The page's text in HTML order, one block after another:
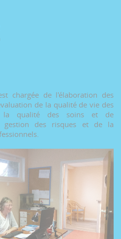
chargée de l'élaboration des
de la qualité de vie des
la qualité des soins et de
gestion des risques et de la